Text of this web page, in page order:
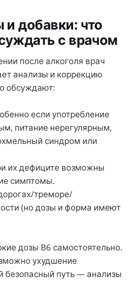
и добавки: что
с врачом
после алкоголя врач
анализы и коррекцию
обсуждают:
если употребление
питание нерегулярным,
синдром или
их дефиците возможны
симптомы.
треморе/
(но дозы и форма имеют
дозы B6 самостоятельно.
ухудшение
безопасный путь — анализы